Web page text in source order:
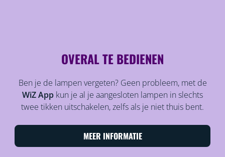
OVERAL TE BEDIENEN
Ben je de lampen vergeten? Geen probleem, met de
WiZ App kun je al je aangesloten lampen in slechts
twee tikken uitschakelen, zelfs als je niet thuis bent.
MEER INFORMATIE